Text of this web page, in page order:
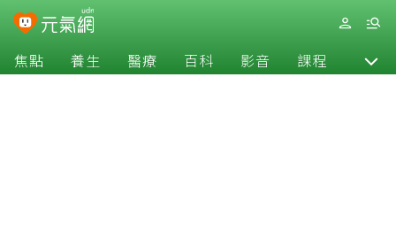
焦點 養生 醫療 百科 影音 課程 退休